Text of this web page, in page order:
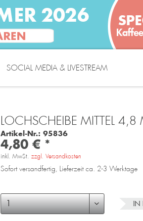
SOCIAL MEDIA & LIVESTREAM
LOCHSCHEIBE MITTEL
Artikel-Nr.: 95836
4,80 € *
inkl. MwSt. zzgl. Versandkosten
Sofort versandfertig, Lieferzeit ca. 2-3 Werktage
IN